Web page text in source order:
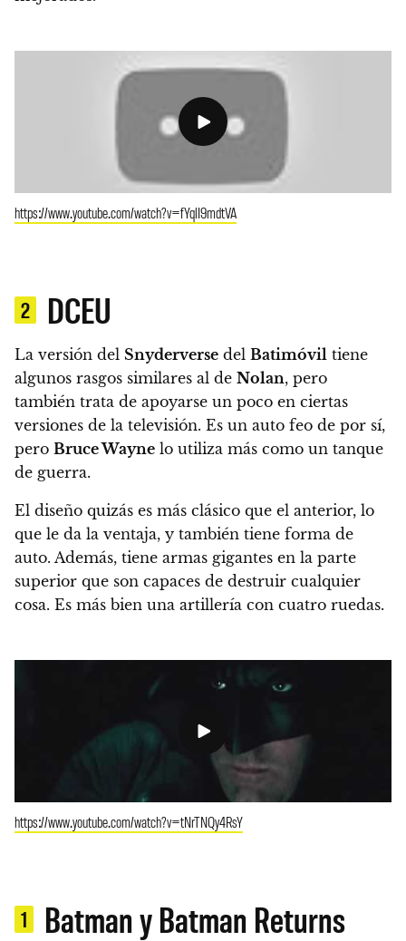
https://www.youtube.com/watch?v=fYqlI9mdtVA
2 DCEU
La versión del Snyderverse del Batimóvil tiene
algunos rasgos similares al de Nolan, pero
también trata de apoyarse un poco en ciertas
versiones de la televisión. Es un auto feo de por sí,
pero Bruce Wayne lo utiliza más como un tanque
de guerra.
El diseño quizás es más clásico que el anterior, lo
que le da la ventaja, y también tiene forma de
auto. Además, tiene armas gigantes en la parte
superior que son capaces de destruir cualquier
cosa. Es más bien una artillería con cuatro ruedas.
https://www.youtube.com/watch?v=tNrTNQy4RsY
1 Batman y Batman Returns